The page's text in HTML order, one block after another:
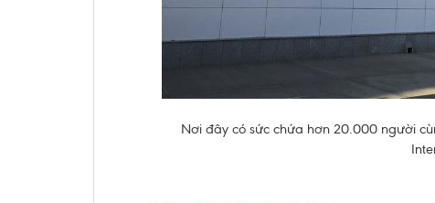
Nơi đây có sức chứa hơn 20.000 người